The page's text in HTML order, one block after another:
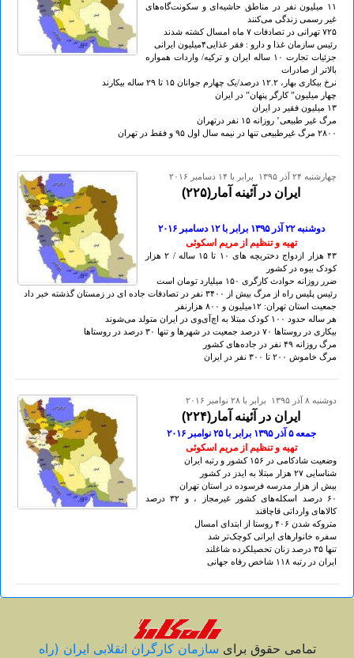
۱۱ میلیون نفر در مناطق حاشیه‌ای و سکونت‌گاه‌های
غیر رسمی زندگی می‌کنند
۷۲۵ تهرانی در تصادفات ۷ ماه امسال کشته شدند
رئیس سازمان غذا و دارو : فقر غذایی۴میلیون ایرانی
جزئیات تجارت ۱٠ ساله ایران و ترکیه/ واردات همواره
بالاتر از صادرات
نرخ بیکاری بهار، ۱۲.۲ درصد/یک چهارم جوانان ۱۵ تا ۲۹ ساله بیکارند
چهار میلیون” کارگر پنهان” در ایران
۱۳ ميليون فقير در ايران
مرگ غیر طبیعی’ روزانه ۱۵ نفر درتهران
۲۸٠٠ مرگ غیرطبیعی تنها در نیمه سال اول ۹۵ و فقط در تهران
چهارشنبه ۲۴ آذر ۱۳۹۵ برابر با ۱۴ دسامبر ۲۰۱۶
ایران در آئینه آمار(۲۲۵)
دوشنبه ۲۲ آذر ۱۳۹۵ برابر با ۱۲ دسامبر ۲٠۱۶
تهيه و تنظيم از مريم اسکوئی
۴۳ هزار ازدواج دختربچه های ۱٠ تا ۱۵ ساله / ۲ هزار
کودک بیوه در کشور
ضرر روزانه حوادث کارگری ۱۵٠ میلیارد تومان است
رئیس پلیس راه از مرگ بیش از ۳۴٠٠ نفر در تصادفات جاده ای در زمستان گذشته خبر داد
جمعیت استان تهران: ۱۲میلیون و ۸٠٠ هزارنفر
هر ساله حدود ۱٠٠ کودک مبتلا به اچ‌آی‌وی در ایران متولد می‌شوند
بیکاری در روستاها ۷٠ درصد جمعیت در شهرها و تنها ۳٠ درصد در روستاها
مرگ روزانه ۴۹ نفر در جاده‌های کشور
مرگ خاموش ۲٠٠ تا ۳٠٠ نفر در ايران
دوشنبه ۸ آذر ۱۳۹۵ برابر با ۲۸ نوامبر ۲۰۱۶
ایران در آئینه آمار(۲۲۴)
جمعه ۵ آذر ۱۳۹۵ برابر با ۲۵ نوامبر ۲٠۱۶
تهيه و تنظيم از مريم اسکوئی
وضعیت شادکامی در ۱۵۶ کشور و رتبه ایران
شناسایی ۲۷ هزار مبتلا به ایدز در کشور
بیش از هزار مدرسه فرسوده در استان تهران
۶٠ درصد اسکله‌های کشور غیرمجاز ، و ۳۲ درصد
کالاهای وارداتی قاچاقند
متروکه شدن ۴٠۶ روستا از ابتدای امسال
سفره خانوارهای ایرانی کوچک‌تر شد
تنها ۳۵ درصد زنان تحصیلکرده شاغلند
ایران در رتبه ۱۱۸ شاخص رفاه جهانی
تمامی حقوق برای سازمان کارگران انقلابی ايران (راه